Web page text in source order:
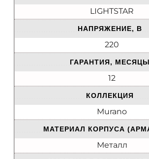
LIGHTSTAR
НАПРЯЖЕНИЕ, В
220
ГАРАНТИЯ, МЕСЯЦЫ
12
КОЛЛЕКЦИЯ
Murano
МАТЕРИАЛ КОРПУСА
Металл